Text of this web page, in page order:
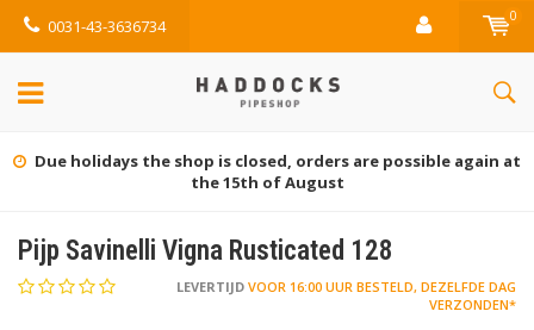
0031-43-3636734 0
Due holidays the shop is closed, orders are possible again at
the 15th of August
Pijp Savinelli Vigna Rusticated 128
LEVERTIJD VOOR 16:00 UUR BESTELD, DEZELFDE DAG
VERZONDEN*